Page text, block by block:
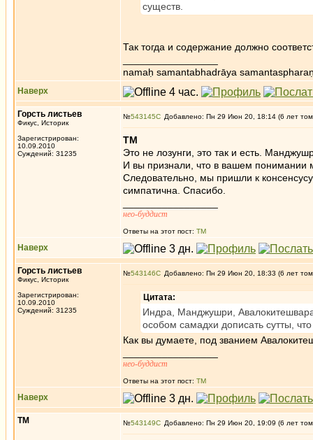
существ.
Так тогда и содержание должно
namaḥ samantabhadrāya
Наверх
Горсть листьев
Фикус, Историк
Зарегистрирован:
10.09.2010
Суждений: 31235
№543145 Добавлено: Пн 29 Июн 20, 18:14 (6 лет
ТМ
Это не лозунги, это так и есть.
И вы признали, что в вашем понимании
Следовательно, мы пришли к
симпатична. Спасибо.
нео-буддист
Ответы на этот пост: ТМ
Наверх
Горсть листьев
Фикус, Историк
Зарегистрирован:
10.09.2010
Суждений: 31235
№543146 Добавлено: Пн 29 Июн 20, 18:33 (6 лет
Цитата:
Индра, Манджушри,
особом самадхи дописать сутты,
Как вы думаете, под званием
нео-буддист
Ответы на этот пост: ТМ
Наверх
ТМ №543149 Добавлено: Пн 29 Июн 20, 19:09 (6 лет